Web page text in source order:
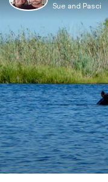
Sue and Pasci